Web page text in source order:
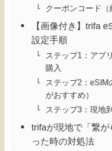
クーポンコード
【画像付き】trifa
設定手順
ステップ1：アプ
購入
ステップ2：eSIM
がおすすめ）
ステップ3：現地
trifaが現地で「繋
った時の対処法